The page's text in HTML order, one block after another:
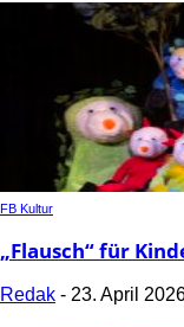
FB Kultur
„Flausch“ für
Redak - 23. April